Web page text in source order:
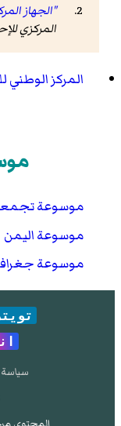
"الجهاز
المركزي
المركز الوطني
موسوعة
موسوعة اليمن
موسوعة